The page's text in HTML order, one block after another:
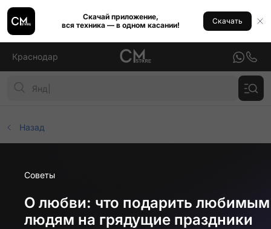
Скачай приложение,
вся техника — в одном касании!
Скачать
Краснодар
Назад
Советы
О любви: что подарить любимым
людям на грядущие праздники